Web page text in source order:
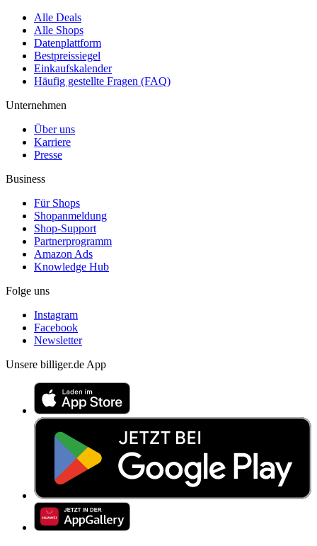
Alle Deals
Alle Shops
Datenplattform
Bestpreissiegel
Einkaufskalender
Häufig gestellte Fragen (FAQ)
Unternehmen
Über uns
Karriere
Presse
Business
Für Shops
Shopanmeldung
Shop-Support
Partnerprogramm
Amazon Ads
Knowledge Hub
Folge uns
Instagram
Facebook
Newsletter
Unsere billiger.de App